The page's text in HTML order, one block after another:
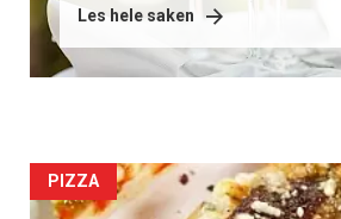
PIZZA
Les hele saken